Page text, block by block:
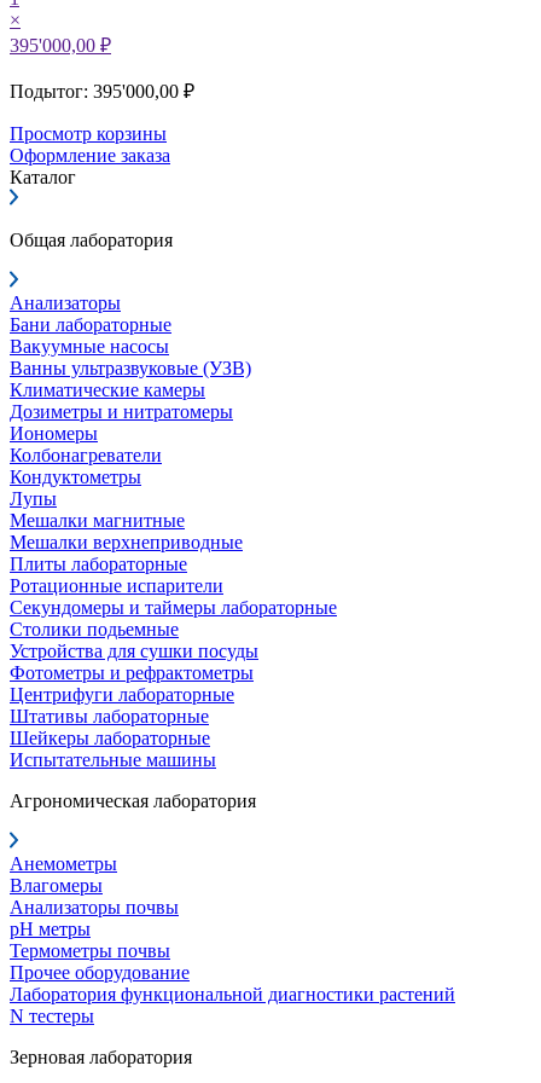
×
395'000,00 ₽
Подытог: 395'000,00 ₽
Просмотр корзины
Оформление заказа
Каталог
Общая лаборатория
Анализаторы
Бани лабораторные
Вакуумные насосы
Ванны ультразвуковые (УЗВ)
Климатические камеры
Дозиметры и нитратомеры
Иономеры
Колбонагреватели
Кондуктометры
Лупы
Мешалки магнитные
Мешалки верхнеприводные
Плиты лабораторные
Ротационные испарители
Секундомеры и таймеры лабораторные
Столики подьемные
Устройства для сушки посуды
Фотометры и рефрактометры
Центрифуги лабораторные
Штативы лабораторные
Шейкеры лабораторные
Испытательные машины
Агрономическая лаборатория
Анемометры
Влагомеры
Анализаторы почвы
pH метры
Термометры почвы
Прочее оборудование
Лаборатория функциональной диагностики растений
N тестеры
Зерновая лаборатория